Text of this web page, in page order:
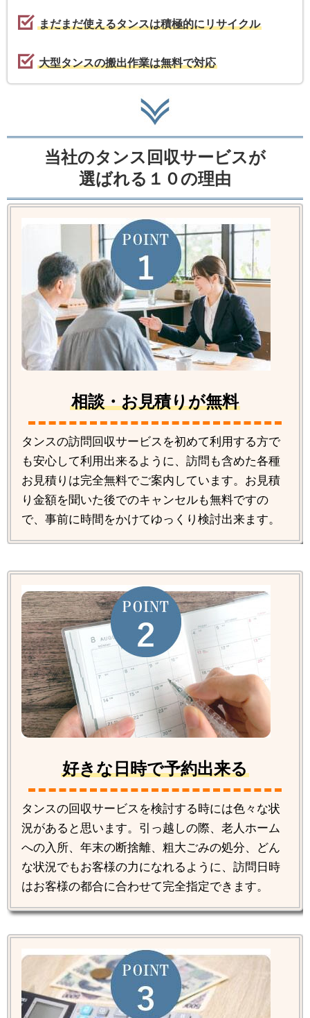
まだまだ使えるタンスは積極的にリサイクル
大型タンスの搬出作業は無料で対応
当社のタンス回収サービスが
選ばれる１０の理由
相談・お見積りが無料
タンスの訪問回収サービスを初めて利用する方で
も安心して利用出来るように、訪問も含めた各種
お見積りは完全無料でご案内しています。お見積
り金額を聞いた後でのキャンセルも無料ですの
で、事前に時間をかけてゆっくり検討出来ます。
好きな日時で予約出来る
タンスの回収サービスを検討する時には色々な状
況があると思います。引っ越しの際、老人ホーム
への入所、年末の断捨離、粗大ごみの処分、どん
な状況でもお客様の力になれるように、訪問日時
はお客様の都合に合わせて完全指定できます。